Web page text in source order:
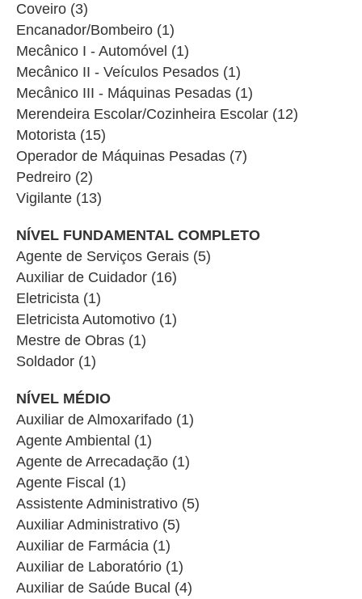
Coveiro (3)
Encanador/Bombeiro (1)
Mecânico I - Automóvel (1)
Mecânico II - Veículos Pesados (1)
Mecânico III - Máquinas Pesadas (1)
Merendeira Escolar/Cozinheira Escolar (12)
Motorista (15)
Operador de Máquinas Pesadas (7)
Pedreiro (2)
Vigilante (13)
NÍVEL FUNDAMENTAL COMPLETO
Agente de Serviços Gerais (5)
Auxiliar de Cuidador (16)
Eletricista (1)
Eletricista Automotivo (1)
Mestre de Obras (1)
Soldador (1)
NÍVEL MÉDIO
Auxiliar de Almoxarifado (1)
Agente Ambiental (1)
Agente de Arrecadação (1)
Agente Fiscal (1)
Assistente Administrativo (5)
Auxiliar Administrativo (5)
Auxiliar de Farmácia (1)
Auxiliar de Laboratório (1)
Auxiliar de Saúde Bucal (4)